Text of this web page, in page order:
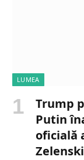
LUMEA
Trump
Putin
oficială
Zelenski